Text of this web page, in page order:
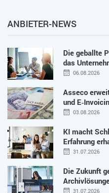
ANBIETER-NEWS
Die geballte
das
06.08.2026
Asseco
und
03.08.2026
KI macht
Erfahrung
31.07.2026
Die Zukunft
31.07.2026